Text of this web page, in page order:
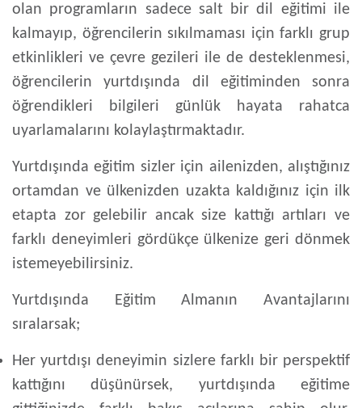
olan programların sadece salt bir dil eğitimi ile
kalmayıp, öğrencilerin sıkılmaması için farklı grup
etkinlikleri ve çevre gezileri ile de desteklenmesi,
öğrencilerin yurtdışında dil eğitiminden sonra
öğrendikleri bilgileri günlük hayata rahatca
uyarlamalarını kolaylaştırmaktadır.
Yurtdışında eğitim sizler için ailenizden, alıştığınız
ortamdan ve ülkenizden uzakta kaldığınız için ilk
etapta zor gelebilir ancak size kattığı artıları ve
farklı deneyimleri gördükçe ülkenize geri dönmek
istemeyebilirsiniz.
Yurtdışında Eğitim Almanın Avantajlarını
sıralarsak;
Her yurtdışı deneyimin sizlere farklı bir perspektif
kattığını düşünürsek, yurtdışında eğitime